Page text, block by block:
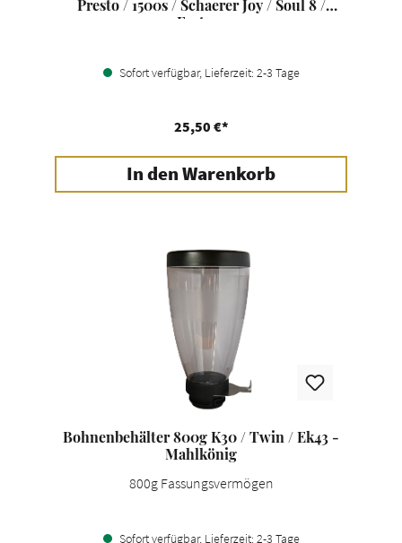
Presto / 1500s / Schaerer Joy / Soul 8 /
Factory
Sofort verfügbar, Lieferzeit: 2-3 Tage
25,50 €*
In den Warenkorb
Bohnenbehälter 800g K30 / Twin / Ek43 -
Mahlkönig
800g Fassungsvermögen
Sofort verfügbar, Lieferzeit: 2-3 Tage